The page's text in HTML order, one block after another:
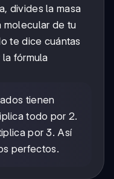
divides la masa
molecular de tu
te dice cuántas
fórmula
tienen
todo por 2.
por 3. Así
perfectos.